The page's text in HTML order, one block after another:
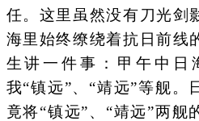
任。这里虽然没有刀光剑
海里始终缭绕着抗日前线
生讲一件事：甲午中日
我“镇远”、“靖远”等舰。
竟将“镇远”、“靖远”两舰